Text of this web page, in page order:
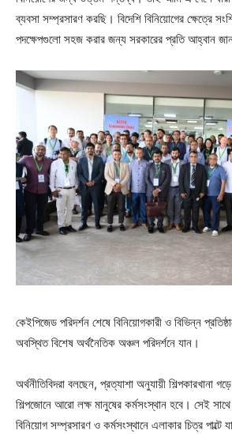
ব্যবসা সম্প্রসারণ করছি। বিদেশি বিনিয়োগের ক্ষেত্রে
পদক্ষেপগুলো সহজ করার জন্য সরকারের প্রতি আহ্বান
কেইপিজেড পরিদর্শন শেষে বিনিয়োগকারী ও বিভিন্ন
অবস্থিত বিশেষ অর্থনৈতিক অঞ্চল পরিদর্শনে যান।
অর্থনীতিবিদরা বলছেন, প্রত্যাশা অনুযায়ী শিল্পকারখানা
শিল্পজোনে আরো লক্ষ মানুষের কর্মসংস্থান হবে। সেই সাথে
বিনিয়োগ সম্প্রসারণ ও কর্মসংস্থানে এলাকার চিত্র পাল্টে